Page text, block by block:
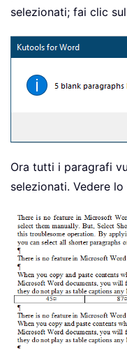
selezionati; fai clic
Ora tutti i paragrafi
selezionati. Vedere